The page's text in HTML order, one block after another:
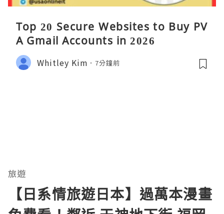
Top 20 Secure Websites to Buy PV
A Gmail Accounts in 2026
Whitley Kim 7分鐘前
旅遊
【日系情旅遊日本】過萬本漫畫